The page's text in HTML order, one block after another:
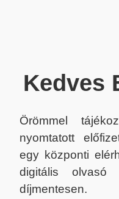
Kedves
Örömmel
nyomtatott
egy központi
digitális olvasó
díjmentesen.